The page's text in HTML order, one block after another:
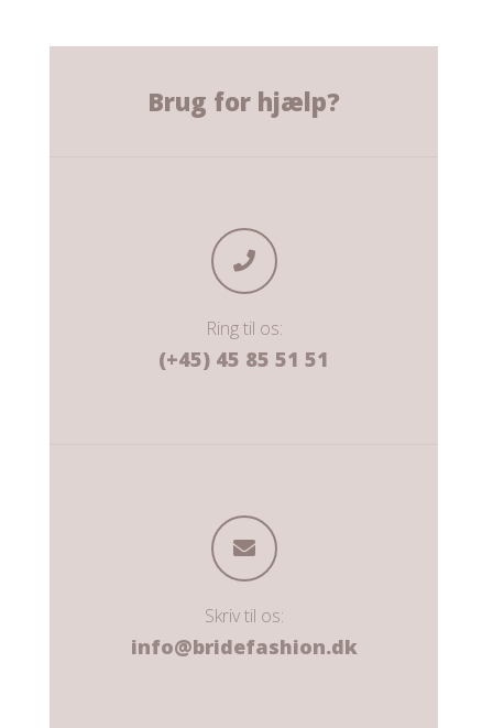
Brug for hjælp?
Ring til os:
(+45) 45 85 51 51
Skriv til os:
info@bridefashion.dk